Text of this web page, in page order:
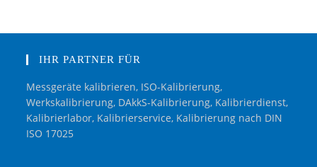
IHR PARTNER FÜR
Messgeräte kalibrieren, ISO-Kalibrierung,
Werkskalibrierung, DAkkS-Kalibrierung, Kalibrierdienst,
Kalibrierlabor, Kalibrierservice, Kalibrierung nach DIN
ISO 17025